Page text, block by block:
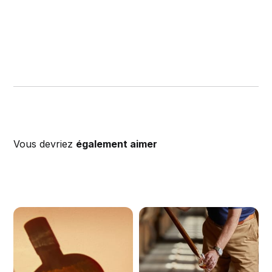
Vous devriez également aimer